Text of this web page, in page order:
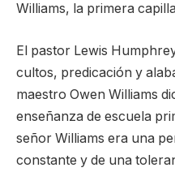
Williams, la primera
El pastor Lewis
cultos, predicación y
maestro Owen Williams
enseñanza de escuela
señor Williams era una
constante y de una